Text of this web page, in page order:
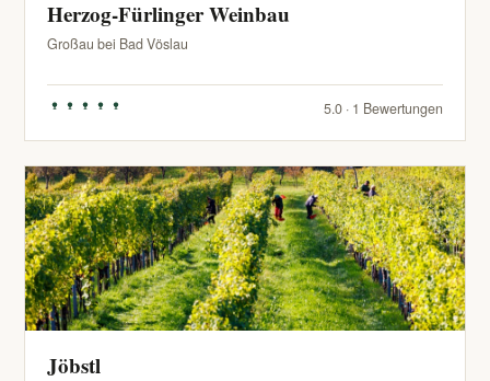
Herzog-Fürlinger Weinbau
Großau bei Bad Vöslau
5.0 · 1 Bewertungen
Jöbstl